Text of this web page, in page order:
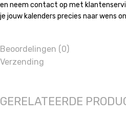
en neem contact op met
je jouw kalenders precies naar wens
Beoordelingen (0)
Verzending
GERELATEERDE